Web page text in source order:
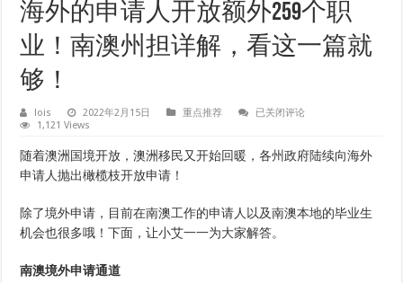
海外的申请人开放额外259个职
业！南澳州担详解，看这一篇就
够！
lois 2022年2月15日 重点推荐
突
澳
州
海
外
申
已关闭评论
1,121 Views
随着澳洲国境开放，澳洲移民又开始回暖，各州政府陆续向海外
申请人抛出橄榄枝开放申请！
除了境外申请，目前在南澳工作的申请人以及南澳本地的毕业生
机会也很多哦！下面，让小艾一一为大家解答。
南澳境外申请通道